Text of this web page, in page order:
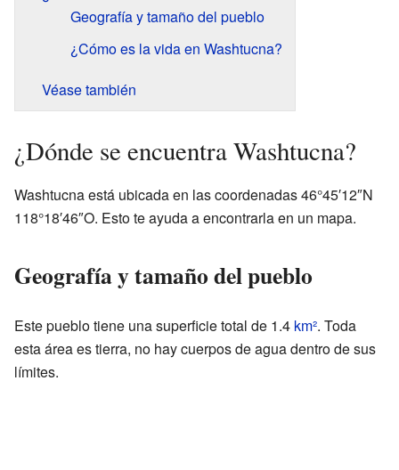
Geografía y tamaño del pueblo
¿Cómo es la vida en Washtucna?
Véase también
¿Dónde se encuentra Washtucna?
Washtucna está ubicada en las coordenadas 46°45′12″N
118°18′46″O. Esto te ayuda a encontrarla en un mapa.
Geografía y tamaño del pueblo
Este pueblo tiene una superficie total de 1.4 km². Toda
esta área es tierra, no hay cuerpos de agua dentro de sus
límites.